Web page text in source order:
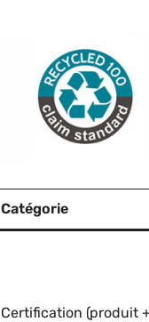
Catégorie
Certification (produit